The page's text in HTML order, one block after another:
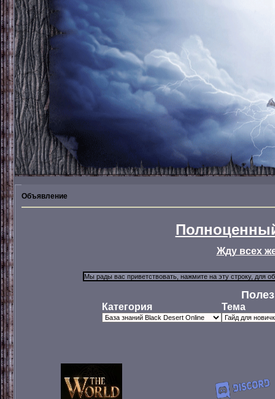
Объявление
Жду всех
Категория Тема